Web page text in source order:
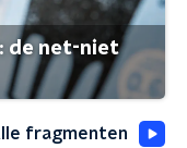
de net-niet
fragmenten